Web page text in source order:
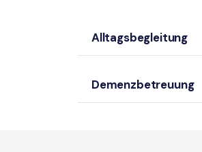
Alltagsbegleitung
Demenzbetreuung